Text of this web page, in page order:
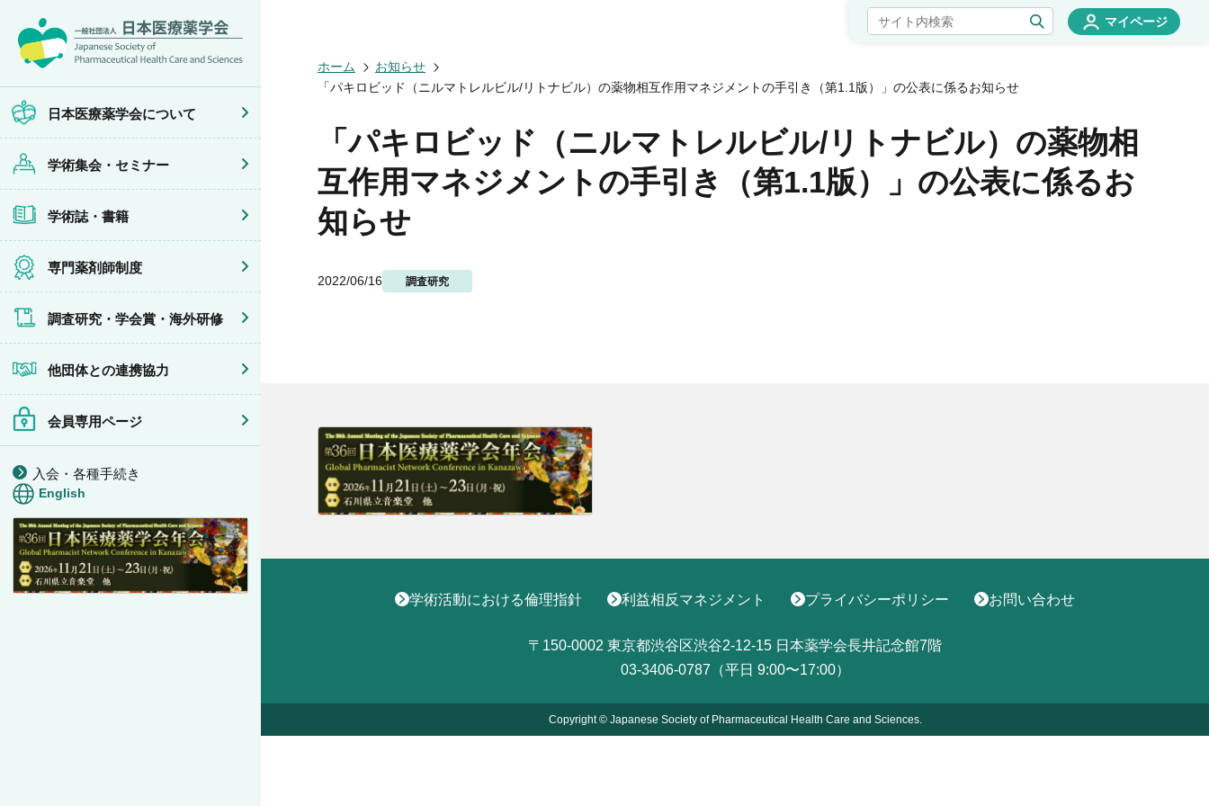
日本医療薬学会について
会頭挨拶
設立趣旨・活動概要
組織・名簿
委員会
規程・細則
情報公開
学会概要
薬剤師業務に関する情報提供
学術集会・セミナー
年会
医療薬学公開シンポジウム
臨床研究セミナー
薬物療法集中講義
がん専門薬剤師集中教育講座
がん専門薬剤師全体会議
がん専門薬剤師アドバンスト研修会
症例関連セミナー
学術誌・書籍
JPHCS（英文誌）
出版書籍
専門薬剤師制度
医療薬学専門薬剤師制度
がん専門薬剤師制度
地域薬学ケア専門薬剤師制度
調査研究・学会賞・海外研修
学会賞
海外研修
他団体との連携協力
イベントの共催・後援
連携協力団体からのお知らせ
会員専用ページ
マイページ
入会・各種手続き
English
マイページ
ホーム
お知らせ
「パキロビッド（ニルマトレルビル/リトナビル）の薬物相互作用マネジメントの手引き（第1.1版）」の公表に係るお知らせ
「パキロビッド（ニルマトレルビル/リトナビル）の薬物相
互作用マネジメントの手引き（第1.1版）」の公表に係るお
知らせ
2022/06/16 調査研究
学術活動における倫理指針 利益相反マネジメント プライバシーポリシー お問い合わせ
〒150-0002 東京都渋谷区渋谷2-12-15 日本薬学会長井記念館7階
03-3406-0787（平日 9:00〜17:00）
Copyright © Japanese Society of Pharmaceutical Health Care and Sciences.